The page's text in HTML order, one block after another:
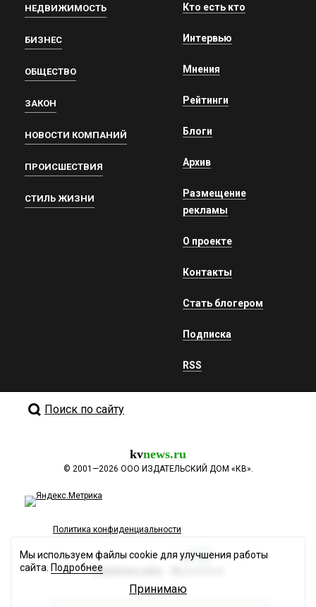
НЕДВИЖИМОСТЬ
БИЗНЕС
ОБЩЕСТВО
ЗАКОН
НОВОСТИ КОМПАНИЙ
ПРОИСШЕСТВИЯ
СТИЛЬ ЖИЗНИ
Кто есть кто
Интервью
Мнения
Рейтинги
Блоги
Архив
Размещение
рекламы
О проекте
Контакты
Стать блогером
Подписка
RSS
Поиск по сайту
kvnews.ru
© 2001—2026 ООО ИЗДАТЕЛЬСКИЙ ДОМ «КВ».
Политика конфиденциальности
Разработка сайта
Мы используем файлы cookie для улучшения работы
сайта. Подробнее
Принимаю